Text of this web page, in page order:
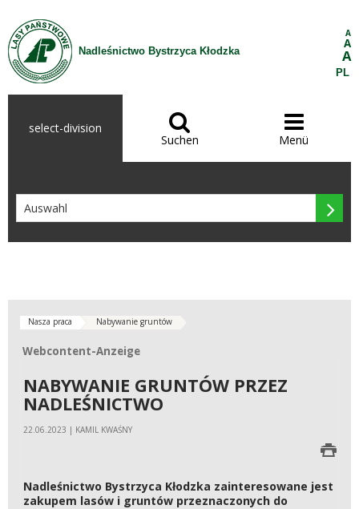
Zum Inhalt wechseln
Nadleśnictwo Bystrzyca Kłodzka
A
A
A
PL
select-division 
Suchen

Menü

Nasza praca Nabywanie gruntów
Webcontent-Anzeige
Webcontent-Anzeige
NABYWANIE GRUNTÓW PRZEZ
NADLEŚNICTWO
22.06.2023 | KAMIL KWAŚNY
Nadleśnictwo Bystrzyca Kłodzka zainteresowane jest
zakupem lasów i gruntów przeznaczonych do